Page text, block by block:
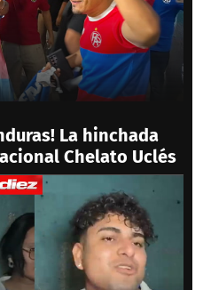
La hinchada
Chelato Uclés